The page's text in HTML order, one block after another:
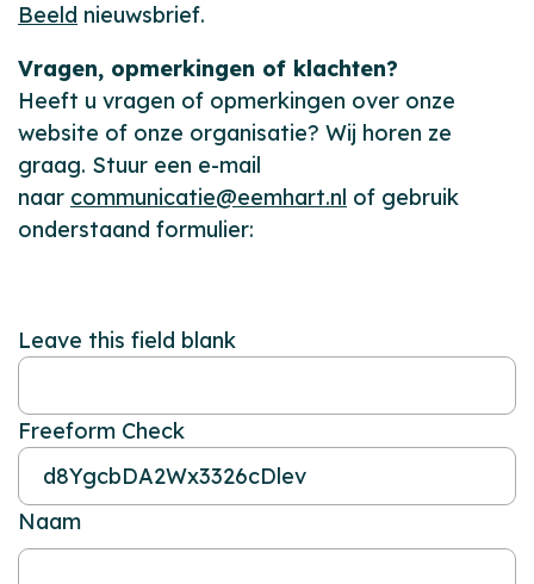
Beeld nieuwsbrief.
Vragen, opmerkingen of klachten?
Heeft u vragen of opmerkingen over onze
website of onze organisatie? Wij horen ze
graag. Stuur een e-mail
naar communicatie@eemhart.nl of gebruik
onderstaand formulier:
Leave this field blank
Freeform Check
Naam